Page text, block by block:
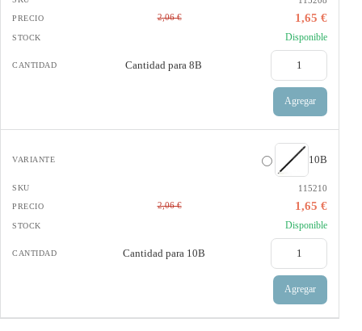
2,06 €
1,65 €
Disponible
Cantidad para 8B
Agregar
10B
115210
2,06 €
1,65 €
Disponible
Cantidad para 10B
Agregar